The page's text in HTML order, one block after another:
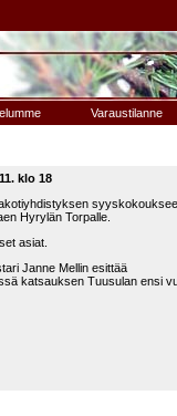
Varaustilanne
klo 18
Hyrylän Torpalle.
asiat.
Janne Mellin esittää
katsauksen Tuusulan ensi